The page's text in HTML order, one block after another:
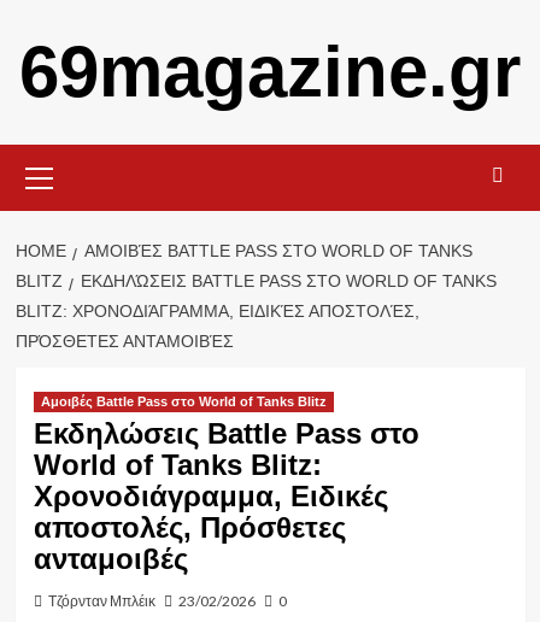
content
69magazine.gr
Menu
HOME
ΑΜΟΙΒΈΣ BATTLE PASS ΣΤΟ WORLD OF TANKS
BLITZ
ΕΚΔΗΛΏΣΕΙΣ BATTLE PASS ΣΤΟ WORLD OF TANKS
BLITZ: ΧΡΟΝΟΔΙΆΓΡΑΜΜΑ, ΕΙΔΙΚΈΣ ΑΠΟΣΤΟΛΈΣ,
ΠΡΌΣΘΕΤΕΣ ΑΝΤΑΜΟΙΒΈΣ
Αμοιβές Battle Pass στο World of Tanks Blitz
Εκδηλώσεις Battle Pass στο
World of Tanks Blitz:
Χρονοδιάγραμμα, Ειδικές
αποστολές, Πρόσθετες
ανταμοιβές
Τζόρνταν Μπλέικ 23/02/2026 0